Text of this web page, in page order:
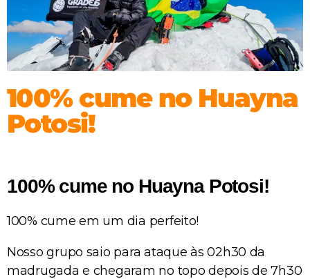
100% cume no Huayna
Potosi!
100% cume no Huayna Potosi!
100% cume em um dia perfeito!
Nosso grupo saio para ataque às 02h30 da
madrugada e chegaram no topo depois de 7h30